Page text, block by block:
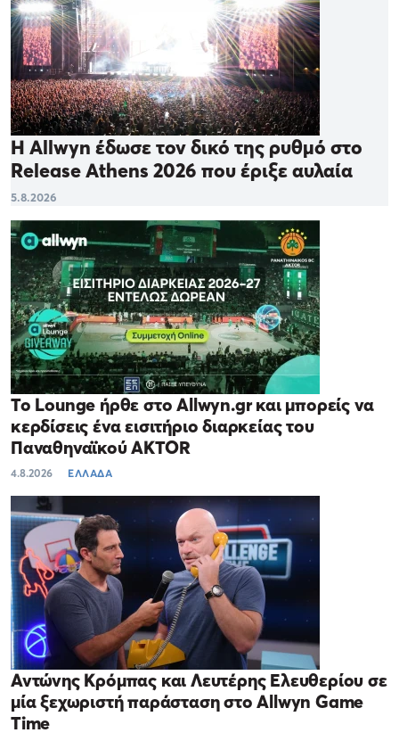
Η Allwyn έδωσε τον δικό της ρυθμό στο
Release Athens 2026 που έριξε αυλαία
5.8.2026
Το Lounge ήρθε στο Allwyn.gr και μπορείς να
κερδίσεις ένα εισιτήριο διαρκείας του
Παναθηναϊκού AKTOR
4.8.2026 ΕΛΛΑΔΑ
Αντώνης Κρόμπας και Λευτέρης Ελευθερίου σε
μία ξεχωριστή παράσταση στο Allwyn Game
Time